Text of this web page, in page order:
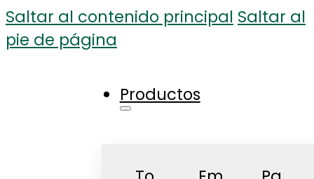
Saltar al contenido principal Saltar al
pie de página
Productos